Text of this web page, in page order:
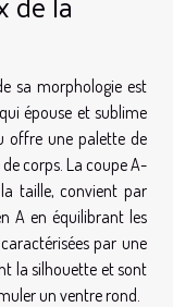
sa morphologie est
épouse et sublime
offre une palette de
corps. La coupe A-
taille, convient par
A en équilibrant les
par une
la silhouette et sont
un ventre rond.